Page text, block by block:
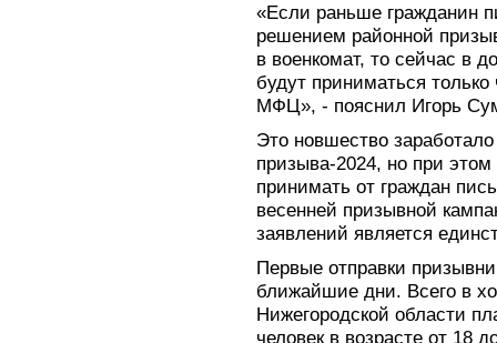
«Если раньше гражданин
решением районной
в военкомат, то сейчас в
будут приниматься
МФЦ», - пояснил Игорь
Это новшество
призыва-2024, но при
принимать от граждан
весенней призывной
заявлений является
Первые отправки
ближайшие дни. Всего в
Нижегородской области
человек в возрасте от 18